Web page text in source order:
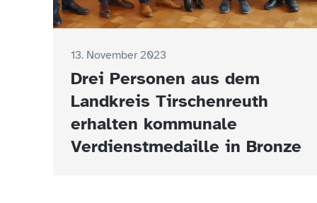
13. November 2023
Drei Personen aus dem
Landkreis Tirschenreuth
erhalten kommunale
Verdienstmedaille in Bronze